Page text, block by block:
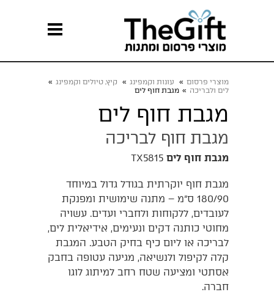
מוצרי פרסום » עונות וקמפינג » קיץ, טיולים וקמפינג »
לים ולבריכה » מגבת חוף לים
מגבת חוף לים
מגבת חוף לבריכה
מגבת חוף לים TX5815
מגבת חוף יוקרתית בגודל גדול במיוחד
180/90 ס"מ – מתנה שימושית ומפנקת
לעובדים, ללקוחות ולחברי ועדים. עשויה
מחוטי כותנה דקים ונעימים, אידיאלית לים,
לבריכה או ליום כיף בחיק הטבע. המגבת
קלה לקיפול ולנשיאה, מגיעה עטופה בחבק
אסתטי ומציעה שטח רחב למיתוג לוגו
חברה.